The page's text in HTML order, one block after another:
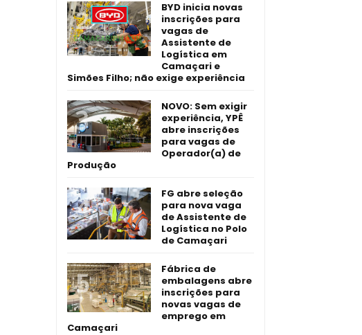
BYD inicia novas
inscrições para
vagas de
Assistente de
Logística em
Camaçari e
Simões Filho; não exige experiência
NOVO: Sem exigir
experiência, YPÊ
abre inscrições
para vagas de
Operador(a) de
Produção
FG abre seleção
para nova vaga
de Assistente de
Logística no Polo
de Camaçari
Fábrica de
embalagens abre
inscrições para
novas vagas de
emprego em
Camaçari